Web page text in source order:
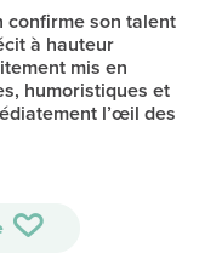
confirme son talent
à hauteur
mis en
humoristiques et
l’œil des